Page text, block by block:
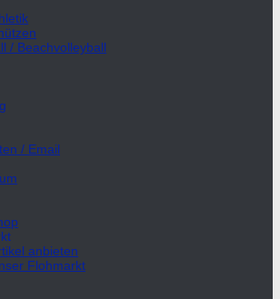
/ Beachvolleyball
/ Email
anbieten
Flohmarkt